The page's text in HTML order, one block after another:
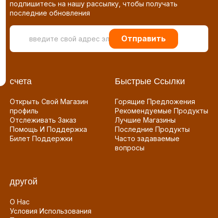
подпишитесь на нашу рассылку, чтобы получать
последние обновления
Отправить
счета
Открыть Свой Магазин
профиль
Отслеживать Заказ
Помощь И Поддержка
Билет Поддержки
Быстрые Ссылки
Горящие Предложения
Рекомендуемые Продукты
Лучшие Магазины
Последние Продукты
Часто задаваемые
вопросы
другой
О Нас
Условия Использования